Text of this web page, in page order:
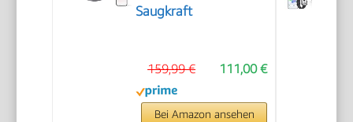
Saugkraft
111,00 €
159,99 €
Bei Amazon ansehen